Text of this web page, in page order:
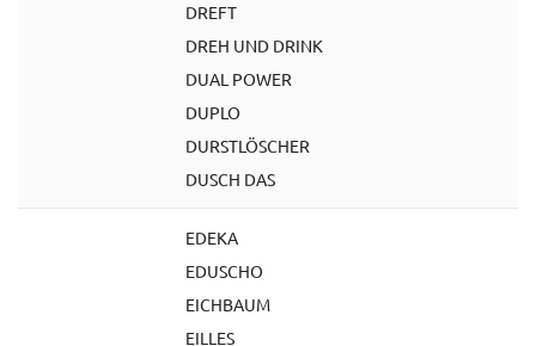
DREFT
DREH UND DRINK
DUAL POWER
DUPLO
DURSTLÖSCHER
DUSCH DAS
EDEKA
EDUSCHO
EICHBAUM
EILLES